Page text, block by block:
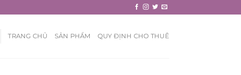
TRANG CHỦ SẢN PHẨM QUY ĐỊNH CHO THUÊ